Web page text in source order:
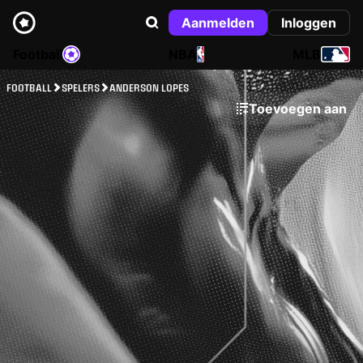
Aanmelden
Inloggen
NBA
FOOTBALL SPELERS ANDERSON LOPES
Toevoegen aan